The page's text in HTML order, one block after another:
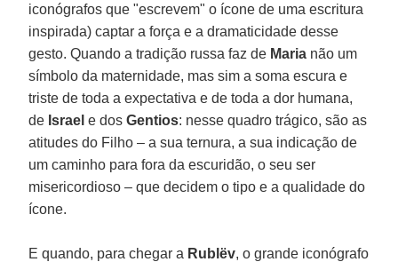
iconógrafos que "escrevem" o ícone de uma escritura
inspirada) captar a força e a dramaticidade desse
gesto. Quando a tradição russa faz de Maria não um
símbolo da maternidade, mas sim a soma escura e
triste de toda a expectativa e de toda a dor humana,
de Israele dosGentios: nesse quadro trágico, são as
atitudes do Filho – a sua ternura, a sua indicação de
um caminho para fora da escuridão, o seu ser
misericordioso – que decidem o tipo e a qualidade do
ícone.
E quando, para chegar a Rublëv, o grande iconógrafo